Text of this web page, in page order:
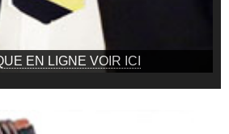
EN LIGNE VOIR ICI